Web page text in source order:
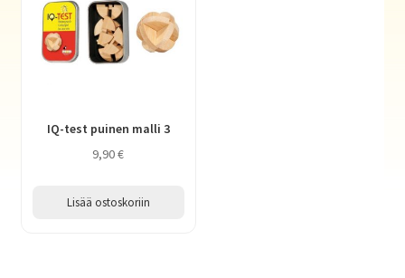
IQ-test puinen malli 3
9,90€
Lisää ostoskoriin